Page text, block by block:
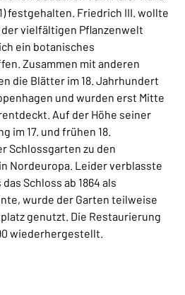
festgehalten. Friedrich III. wollte
vielfältigen Pflanzenwelt
ein botanisches
Zusammen mit anderen
die Blätter im 18. Jahrhundert
und wurden erst Mitte
Auf der Höhe seiner
im 17. und frühen 18.
Schlossgarten zu den
Nordeuropa. Leider verblasste
Schloss ab 1864 als
wurde der Garten teilweise
genutzt. Die Restaurierung
wiederhergestellt.